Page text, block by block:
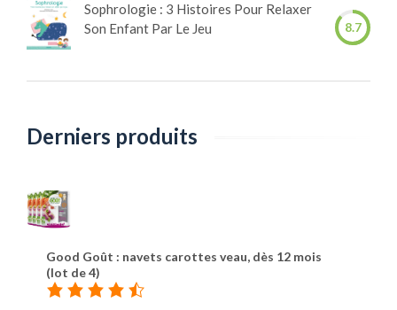
Sophrologie : 3 Histoires Pour Relaxer
Son Enfant Par Le Jeu
8.7
Derniers produits
Good Goût : navets carottes veau, dès 12 mois
(lot de 4)